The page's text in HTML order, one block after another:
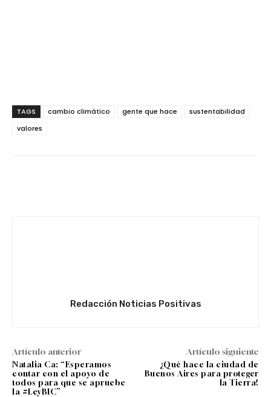
TAGS cambio climático gente que hace
sustentabilidad
valores
Redacción Noticias Positivas
Artículo anterior
Natalia Ca: “Esperamos
contar con el apoyo de
todos para que se apruebe
la #LeyBIC”
Artículo siguiente
¿Qué hace la ciudad de
Buenos Aires para proteger
la Tierra?